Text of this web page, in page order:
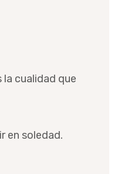
la cualidad que